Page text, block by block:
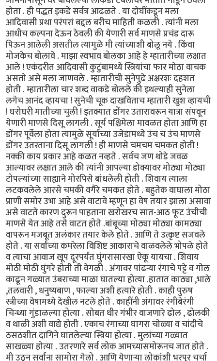
होता . ही पद्धत इकडे सर्वत्र आढळते . या दोघींकडून मला
आदिवासी प्रथा परंपरां बद्दल बरीच माहिती कळली . त्यांनी मला
आधीच कल्पना देऊन ठेवली की येणारी सर्व माणसे प्रचंड दारू
पिऊन आलेली असतील त्यामुळे मी त्यांच्याशी बोलू नये . किंवा
मोजकेच बोलावे . माझा स्वभाव बोलका आहे हे म्हातारीच्या लक्षात
आले ! एकंदरीत आदिवासी कुटुंबामध्ये स्त्रियांचा फार मोठा वाचक
असतो असे मला जाणवले . म्हातारीची सुनेपुढे अक्षरशः दहशत
होती . म्हातारीला चार शब्द वाकडे बोलले की इथल्याही सुनेला
लगेच आनंद व्हायचा ! सुनेची चूक दाखविताच म्हातारी खुश व्हायची
! घरोघरी मातीच्या चुली ! इतक्यात डोंगर उतारावरून यात्रा संपवून
येणारी माणसे दिसू लागली . सूर्य पश्चिमेला मावळत होता आणि हा
डोंगर पूर्वेला होता त्यामुळे सूर्याच्या उजेडामध्ये उंच च उंच माणसे
डोंगर उतरताना दिसू लागली ! ही माणसे चमचम चमकत होती !
नक्की काय प्रकार आहे कळत नव्हते . सर्वच जण थोडे जवळ
आल्यावर लक्षात आले की त्यांनी आपल्या डोक्यावर मोठ्या मोठ्या
टोपल्यांच्या साह्याने मोरपिसे बांधलेली होती . शिवाय त्याला
लटकवलेले आरसे चमकी वगैरे चमकत होते . बहुतेक वाघाला मोठा
प्राणी समोर उभा आहे असे वाटावे म्हणून हा वेष तयार झाला असावा
असे वाटते कारण दुरून पाहताना खरोखरच सात-आठ फूट उंचीची
माणसे येत आहे तसे वाटत होते .बांबूच्या मोठ्या मोठ्या कामठ्या
वापरून मजबूत अलंकार तयार केले होते . आणि ते उत्कृष्ट सजवले
होते . या सर्वांच्या कमरेला विशिष्ट आकाराचे वाळवलेले भोपळे होते
व त्याचा आवाज खूप दूरपर्यंत घुंगरासारखा ऐकू यायचा . शिवाय
मोठी मोठी घुंगरे होती ती वेगळी . अंगावर पांढऱ्या रंगाचे पट्टे व गोल
काढून गळ्यात उंबराच्या माळा घातल्या होत्या .हातात काठ्या ,भाले
,तलवारी , धनुष्यबाण , फाल्या अशी हत्यारे होती . काही पुरुष
स्त्रीच्या वेषामध्ये देखील नटले होते . काहींनी अंगावर रंगीबेरंगी
चिन्ध्या गुंडाळल्या होत्या . सोबत धीर गंभीर वाजणारे ढोल , ढोलकी
व थाळी अशी वाद्ये होती . एकाच रंगाच्या घागरा चोळ्या व चांदीचे
ठसठशीत दागिने घातलेल्या स्त्रिया होत्या . मुलांच्या गळ्यात
साखळ्या होत्या . उतरणारे सर्व लोक आमच्यासमोरूनच जात होते .
मी उठून सर्वांना सामोरा गेलो . आणि येणाऱ्या लोकांशी भरपूर चर्चा